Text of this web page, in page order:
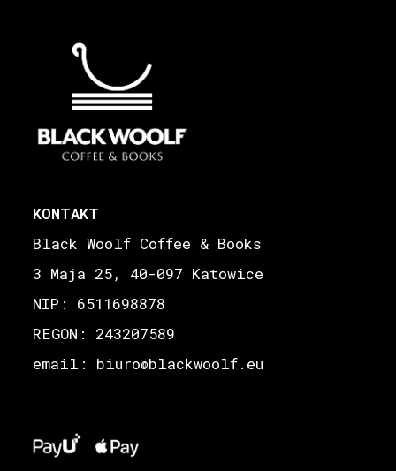
KONTAKT
Black Woolf Coffee & Books
3 Maja 25, 40-097 Katowice
NIP: 6511698878
REGON: 243207589
email: biuro@blackwoolf.eu